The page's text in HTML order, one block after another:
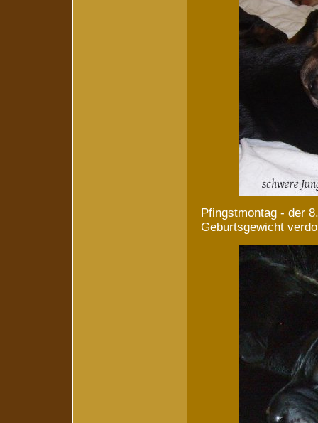
Pfingstmontag - der
Geburtsgewicht